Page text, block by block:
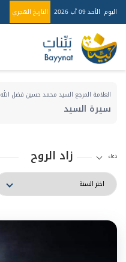
اليوم الأحد 09 آب 2026 التاريخ الهجري
العلامة المرجع السيد محمد حسين فضل الله
سيرة السيد
دعاء زاد الروح